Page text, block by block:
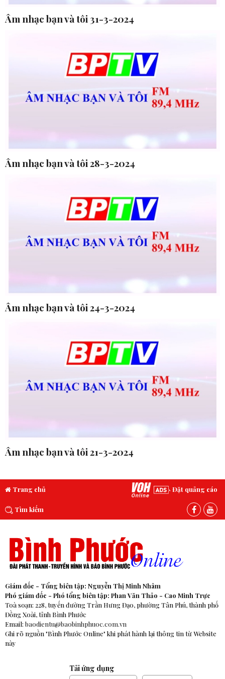
Âm nhạc bạn và tôi 31-3-2024
Âm nhạc bạn và tôi 28-3-2024
Âm nhạc bạn và tôi 24-3-2024
Âm nhạc bạn và tôi 21-3-2024
Trang chủ Đặt quảng cáo
Tìm kiếm
Giám đốc - Tổng biên tập: Nguyễn Thị Minh Nhâm
Phó giám đốc - Phó tổng biên tập: Phan Văn Thảo - Cao Minh Trực
Toà soạn: 228, tuyến đường Trần Hưng Đạo, phường Tân Phú, thành phố
Đồng Xoài, tỉnh Bình Phước
Email: baodientu@baobinhphuoc.com.vn
Ghi rõ nguồn "Bình Phước Online" khi phát hành lại thông tin từ Website
này
Tải ứng dụng